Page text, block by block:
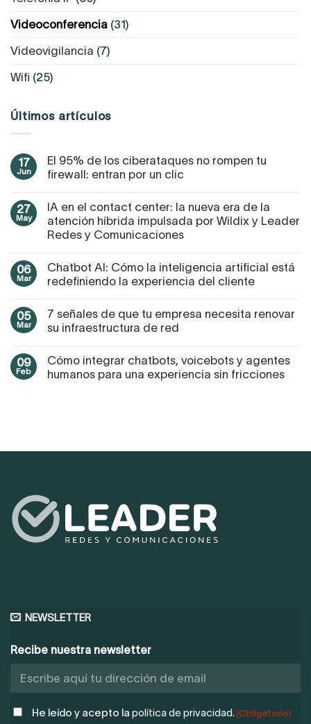
Videoconferencia (31)
Videovigilancia (7)
Wifi (25)
Últimos artículos
17
Jun
El 95% de los ciberataques no rompen tu
firewall: entran por un clic
27
May
IA en el contact center: la nueva era de la
atención híbrida impulsada por Wildix y Leader
Redes y Comunicaciones
06
Mar
Chatbot AI: Cómo la inteligencia artificial está
redefiniendo la experiencia del cliente
05
Mar
7 señales de que tu empresa necesita renovar
su infraestructura de red
09
Feb
Cómo integrar chatbots, voicebots y agentes
humanos para una experiencia sin fricciones
NEWSLETTER
Recibe nuestra newsletter
POLÍTICA
He leído y acepto la política de privacidad. (Obligatorio)